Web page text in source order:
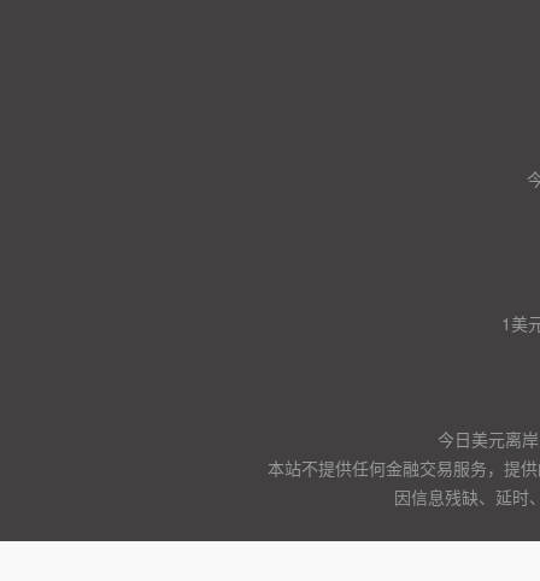
1美
今日美元离
本站不提供任何金融交易服务，提
因信息残缺、延时